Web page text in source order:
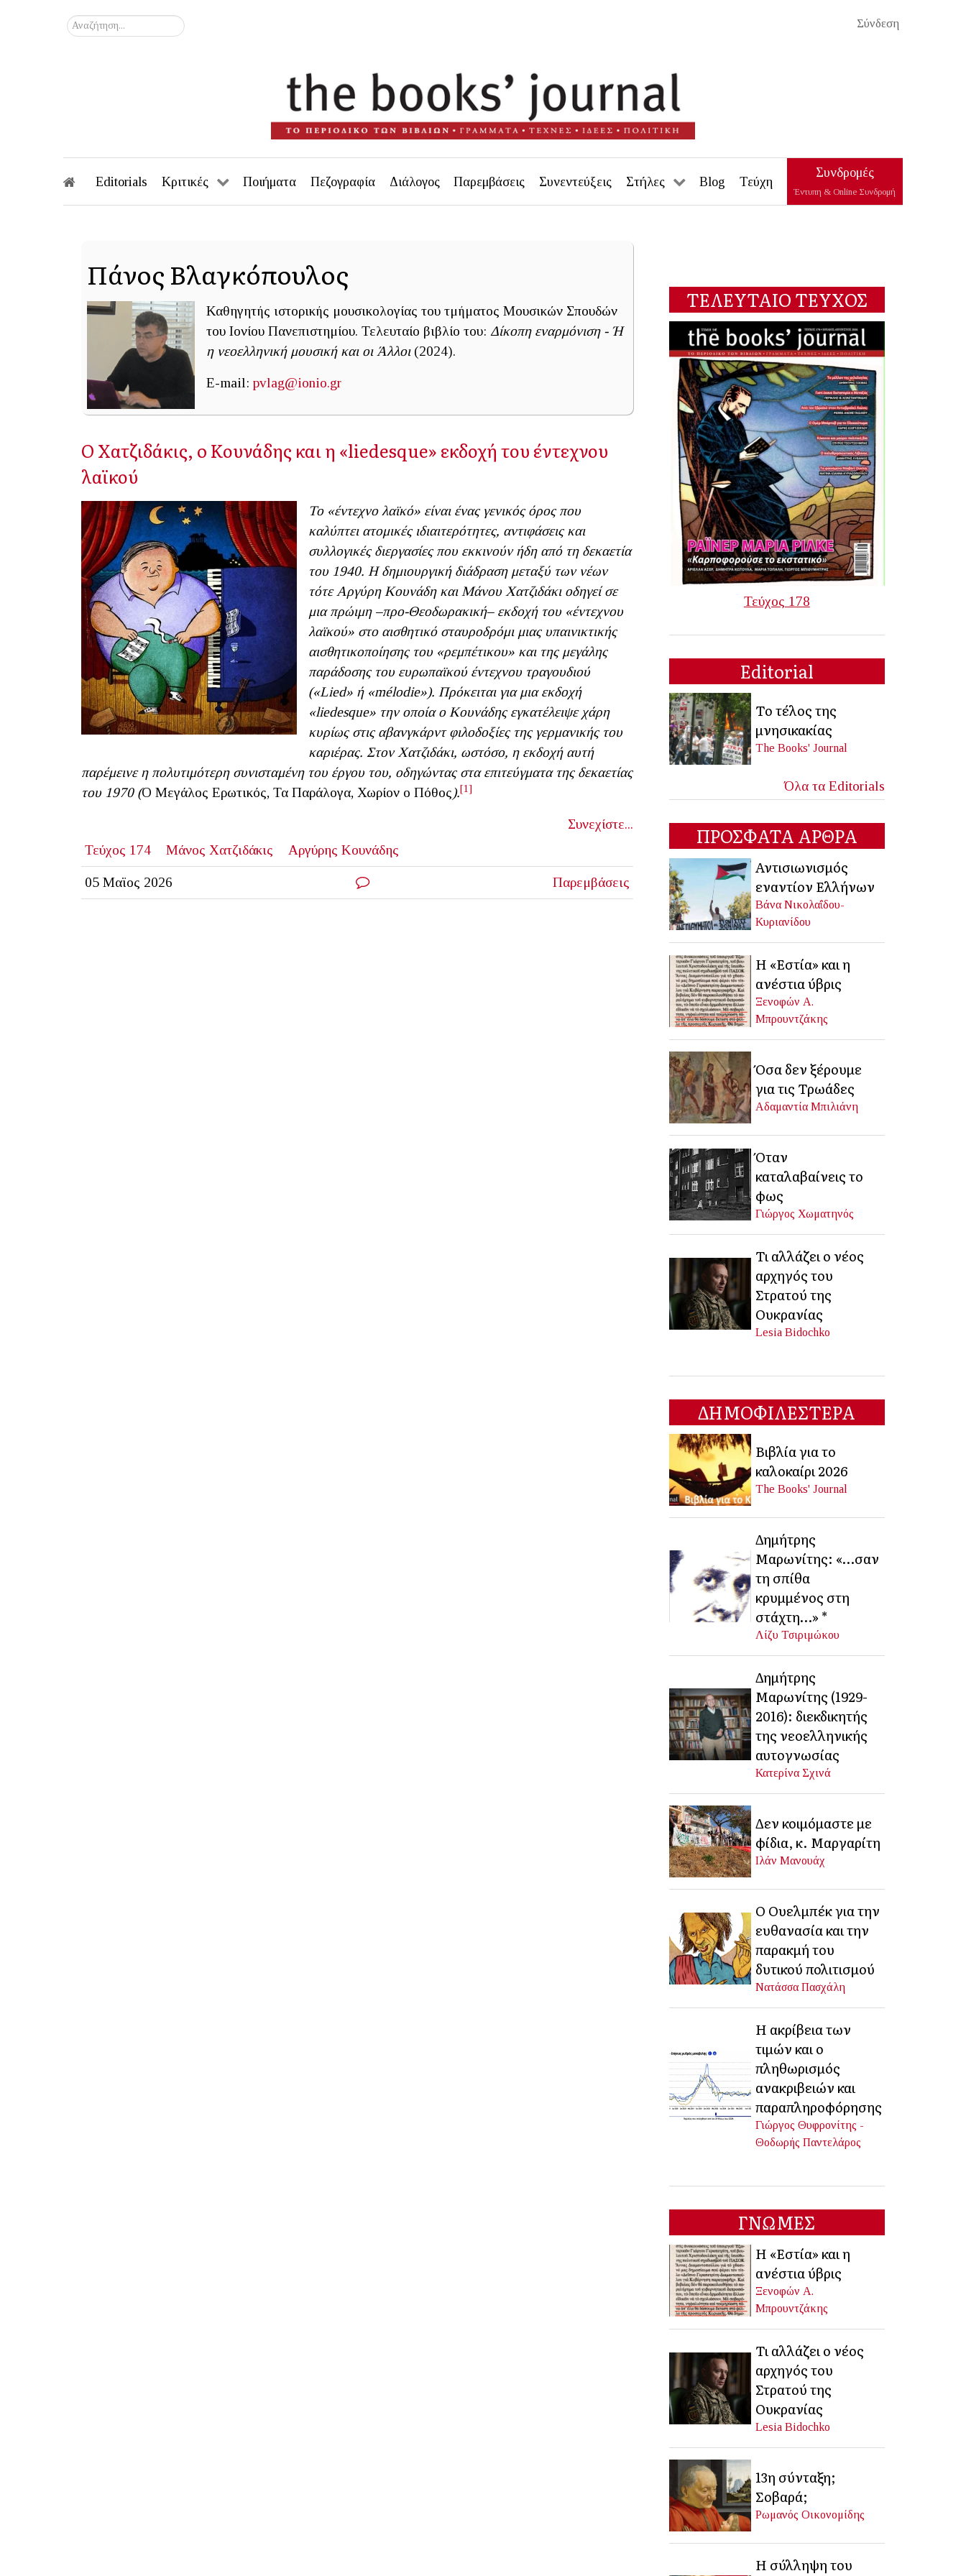
Σύνδεση
Αναζήτηση...
Editorials Κριτικές Ποιήματα Πεζογραφία Διάλογος Παρεμβάσεις Συνεντεύξεις Στήλες Blog Τεύχη
Συνδρομές
Έντυπη & Online Συνδρομή
Πάνος Βλαγκόπουλος
Καθηγητής ιστορικής μουσικολογίας του τμήματος Μουσικών Σπουδών
του Ιονίου Πανεπιστημίου. Τελευταίο βιβλίο του: Δίκοπη εναρμόνιση - Ή
η νεοελληνική μουσική και οι Άλλοι(2024).
E-mail: pvlag@ionio.gr
O Χατζιδάκις, o Κουνάδης και η «liedesque» εκδοχή του έντεχνου
λαϊκού
Το «έντεχνο λαϊκό» είναι ένας γενικός όρος που
καλύπτει ατομικές ιδιαιτερότητες, αντιφάσεις και
συλλογικές διεργασίες που εκκινούν ήδη από τη δεκαετία
του 1940. Η δημιουργική διάδραση μεταξύ των νέων
τότε Αργύρη Κουνάδη και Μάνου Χατζιδάκι οδηγεί σε
μια πρώιμη –προ-Θεοδωρακική– εκδοχή του «έντεχνου
λαϊκού» στο αισθητικό σταυροδρόμι μιας υπαινικτικής
αισθητικοποίησης του «ρεμπέτικου» και της μεγάλης
παράδοσης του ευρωπαϊκού έντεχνου τραγουδιού
(«Lied» ή «mélodie»). Πρόκειται για μια εκδοχή
«liedesque» την οποία ο Κουνάδης εγκατέλειψε χάρη
κυρίως στις αβανγκάρντ φιλοδοξίες της γερμανικής του
καριέρας. Στον Χατζιδάκι, ωστόσο, η εκδοχή αυτή
παρέμεινε η πολυτιμότερη συνισταμένη του έργου του, οδηγώντας στα επιτεύγματα της δεκαετίας
του 1970 (Ο Μεγάλος Ερωτικός, Τα Παράλογα, Χωρίον ο Πόθος).[1]
Συνεχίστε...
Τεύχος 174
Μάνος Χατζιδάκις Αργύρης Κουνάδης
05 Μαϊος 2026 Παρεμβάσεις
ΤΕΛΕΥΤΑΙΟ ΤΕΥΧΟΣ
Τεύχος 178
Editorial
Το τέλος της
μνησικακίας
The Books' Journal
Όλα τα Editorials
ΠΡΟΣΦΑΤΑ ΑΡΘΡΑ
Αντισιωνισμός
εναντίον Ελλήνων
Βάνα Νικολαΐδου-
Κυριανίδου
Η «Εστία» και η
ανέστια ύβρις
Ξενοφών Α.
Μπρουντζάκης
Όσα δεν ξέρουμε
για τις Τρωάδες
Αδαμαντία Μπιλιάνη
Όταν
καταλαβαίνεις το
φως
Γιώργος Χωματηνός
Τι αλλάζει ο νέος
αρχηγός του
Στρατού της
Ουκρανίας
Lesia Bidochko
ΔΗΜΟΦΙΛΕΣΤΕΡΑ
Βιβλία για το
καλοκαίρι 2026
The Books' Journal
Δημήτρης
Μαρωνίτης: «…σαν
τη σπίθα
κρυμμένος στη
στάχτη…» *
Λίζυ Τσιριμώκου
Δημήτρης
Μαρωνίτης (1929-
2016): διεκδικητής
της νεοελληνικής
αυτογνωσίας
Κατερίνα Σχινά
Δεν κοιμόμαστε με
φίδια, κ. Μαργαρίτη
Ιλάν Μανουάχ
Ο Ουελμπέκ για την
ευθανασία και την
παρακμή του
δυτικού πολιτισμού
Νατάσσα Πασχάλη
Η ακρίβεια των
τιμών και ο
πληθωρισμός
ανακριβειών και
παραπληροφόρησης
Γιώργος Θυφρονίτης -
Θοδωρής Παντελάρος
ΓΝΩΜΕΣ
Η «Εστία» και η
ανέστια ύβρις
Ξενοφών Α.
Μπρουντζάκης
Τι αλλάζει ο νέος
αρχηγός του
Στρατού της
Ουκρανίας
Lesia Bidochko
13η σύνταξη;
Σοβαρά;
Ρωμανός Οικονομίδης
Η σύλληψη του